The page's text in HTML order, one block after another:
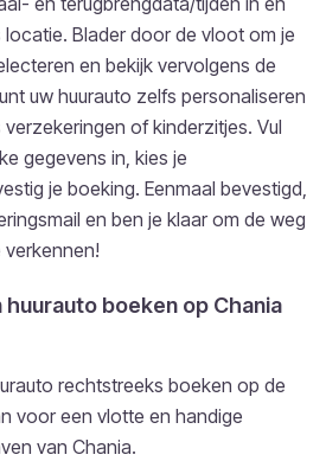
Blader door de vloot om je
en bekijk vervolgens de
uw huurauto zelfs personaliseren
of kinderzitjes. Vul
gegevens in, kies je
je boeking. Eenmaal bevestigd,
en ben je klaar om de weg
huurauto boeken op Chania
rechtstreeks boeken op de
voor een vlotte en handige
van Chania.